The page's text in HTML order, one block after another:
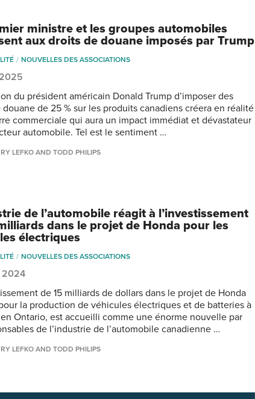
ministre et les groupes automobiles
aux droits de douane imposés par Trump
NOUVELLES DES ASSOCIATIONS
du président américain Donald Trump d’imposer des
de 25 % sur les produits canadiens créera en réalité
commerciale qui aura un impact immédiat et dévastateur
automobile. Tel est le sentiment …
LEFKO AND TODD PHILIPS
de l’automobile réagit à l’investissement
dans le projet de Honda pour les
électriques
NOUVELLES DES ASSOCIATIONS
2024
de 15 milliards de dollars dans le projet de Honda
la production de véhicules électriques et de batteries à
Ontario, est accueilli comme une énorme nouvelle par
de l’industrie de l’automobile canadienne …
LEFKO AND TODD PHILIPS